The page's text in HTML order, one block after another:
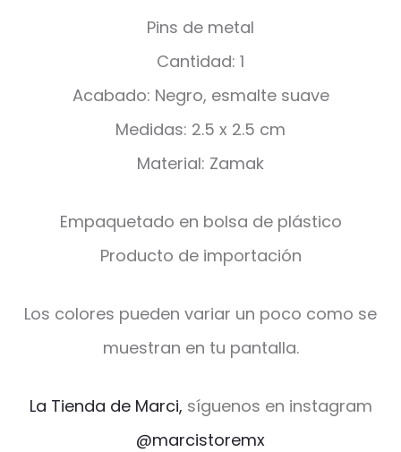
Pins de metal
Cantidad: 1
Acabado: Negro, esmalte suave
Medidas: 2.5 x 2.5 cm
Material: Zamak
Empaquetado en bolsa de plástico
Producto de importación
Los colores pueden variar un poco como se
muestran en tu pantalla.
La Tienda de Marci, síguenos en instagram
@marcistoremx